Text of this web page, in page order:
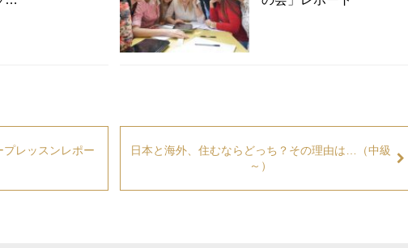
レッスンレポー
日本と海外、住むならどっち？その理由は…（中級
～）